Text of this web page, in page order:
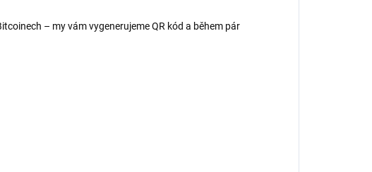
– my vám vygenerujeme QR kód a během pár